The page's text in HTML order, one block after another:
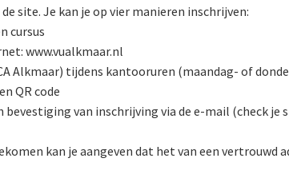
site. Je kan je op vier manieren inschrijven:
cursus
www.vualkmaar.nl
Alkmaar) tijdens kantooruren (maandag- of
QR code
van inschrijving via de e-mail (check je
kan je aangeven dat het van een vertrouwd